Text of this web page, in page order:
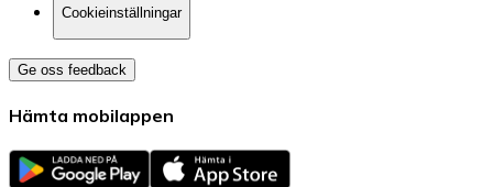
Cookieinställningar
Ge oss feedback
Hämta mobilappen